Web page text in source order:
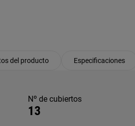
del producto Especificaciones
Nº de cubiertos
13